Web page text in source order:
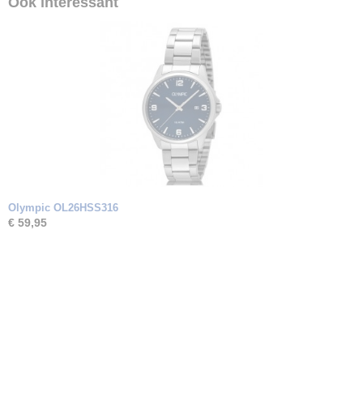
Olympic OL26HSS316
€ 59,95